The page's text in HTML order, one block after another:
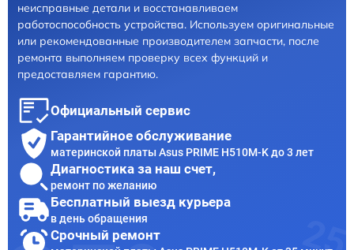
неисправные детали и восстанавливаем
работоспособность устройства. Используем оригинальные
или рекомендованные производителем запчасти, после
ремонта выполняем проверку всех функций и
предоставляем гарантию.
Официальный сервис
Гарантийное обслуживание
материнской платы Asus PRIME H510M-K до 3 лет
Диагностика за наш счет,
ремонт по желанию
Бесплатный выезд курьера
в день обращения
Срочный ремонт